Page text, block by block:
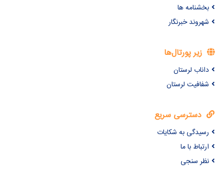
بخشنامه ها
شهروند خبرنگار
زیر پورتال‌ها
داناب لرستان
شفافیت لرستان
دسترسی سریع
رسیدگی به شکایات
ارتباط با ما
نظر سنجی